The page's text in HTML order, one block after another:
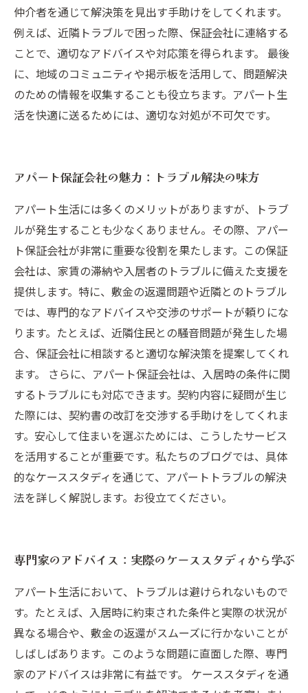
仲介者を通じて解決策を見出す手助けをしてくれます。
例えば、近隣トラブルで困った際、保証会社に連絡する
ことで、適切なアドバイスや対応策を得られます。 最後
に、地域のコミュニティや掲示板を活用して、問題解決
のための情報を収集することも役立ちます。アパート生
活を快適に送るためには、適切な対処が不可欠です。
アパート保証会社の魅力：トラブル解決の味方
アパート生活には多くのメリットがありますが、トラブ
ルが発生することも少なくありません。その際、アパー
ト保証会社が非常に重要な役割を果たします。この保証
会社は、家賃の滞納や入居者のトラブルに備えた支援を
提供します。特に、敷金の返還問題や近隣とのトラブル
では、専門的なアドバイスや交渉のサポートが頼りにな
ります。たとえば、近隣住民との騒音問題が発生した場
合、保証会社に相談すると適切な解決策を提案してくれ
ます。 さらに、アパート保証会社は、入居時の条件に関
するトラブルにも対応できます。契約内容に疑問が生じ
た際には、契約書の改訂を交渉する手助けをしてくれま
す。安心して住まいを選ぶためには、こうしたサービス
を活用することが重要です。私たちのブログでは、具体
的なケーススタディを通じて、アパートトラブルの解決
法を詳しく解説します。お役立てください。
専門家のアドバイス：実際のケーススタディから学ぶ
アパート生活において、トラブルは避けられないもので
す。たとえば、入居時に約束された条件と実際の状況が
異なる場合や、敷金の返還がスムーズに行かないことが
しばしばあります。このような問題に直面した際、専門
家のアドバイスは非常に有益です。 ケーススタディを通